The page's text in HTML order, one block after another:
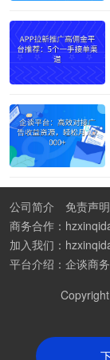
公司简介 免责声明
商务合作：
加入我们：